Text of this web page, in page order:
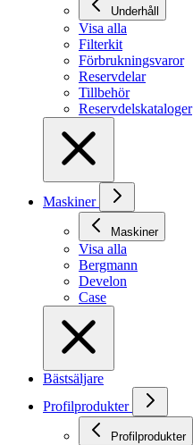
Underhåll
Visa alla
Filterkit
Förbrukningsvaror
Reservdelar
Tillbehör
Reservdelskataloger
Maskiner
Maskiner
Visa alla
Bergmann
Develon
Case
Bästsäljare
Profilprodukter
Profilprodukter